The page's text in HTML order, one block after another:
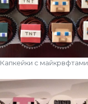
Капкейки с майкрвфтами